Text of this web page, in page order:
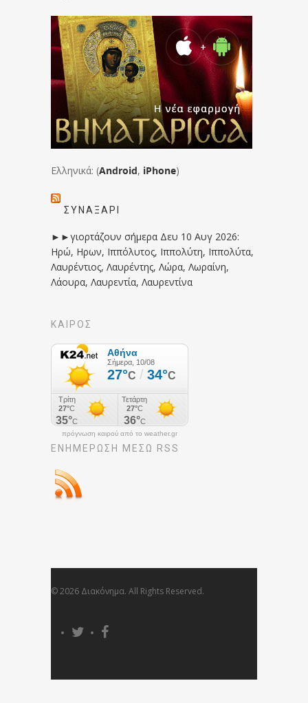
Ελληνικά: (Android, iPhone)
ΣΥΝΑΞΆΡΙ
►►γιορτάζουν σήμερα Δευ 10 Αυγ 2026:
Ηρώ, Ηρων, Ιππόλυτος, Ιππολύτη, Ιππολύτα,
Λαυρέντιος, Λαυρέντης, Λώρα, Λωραίνη,
Λάουρα, Λαυρεντία, Λαυρεντίνα
ΚΑΙΡΟΣ
πρόγνωση καιρού από το weather.gr
ΕΝΗΜΈΡΩΣΉ ΜΕΣΩ RSS
© 2026 Διακόνημα. All Rights Reserved.